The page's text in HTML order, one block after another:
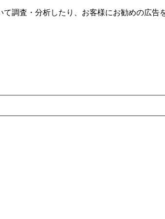
調査・分析したり、お客様にお勧めの広告